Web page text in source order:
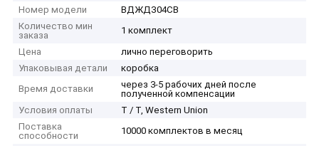
Номер модели
ВДЖДЗ04СВ
Количество мин
заказа
1 комплект
Цена
лично переговорить
Упаковывая детали
коробка
Время доставки
через 3-5 рабочих дней после
полученной компенсации
Условия оплаты
T / T, Western Union
Поставка
способности
10000 комплектов в месяц